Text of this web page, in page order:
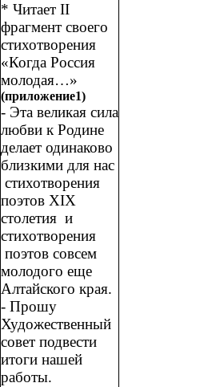
* Читает II
фрагмент своего
стихотворения
«Когда Россия
молодая…»
(приложение1)
- Эта великая сила
любви к Родине
делает одинаково
близкими для нас
стихотворения
поэтов XIX
столетия и
стихотворения
поэтов совсем
молодого еще
Алтайского края.
- Прошу
Художественный
совет подвести
итоги нашей
работы.